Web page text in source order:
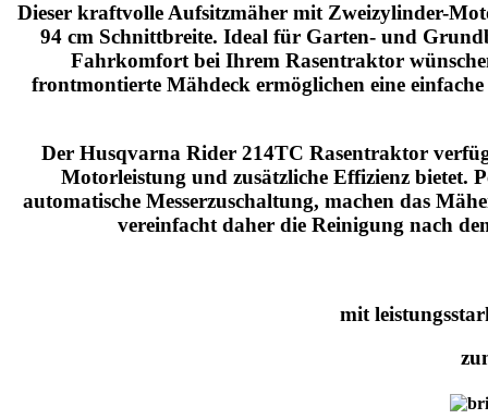
Dieser kraftvolle Aufsitzmäher mit Zweizylinder-
94 cm Schnittbreite. Ideal für Garten- und
Fahrkomfort bei Ihrem Rasentraktor
frontmontierte Mähdeck ermöglichen eine
Der Husqvarna Rider 214TC Rasentraktor
Motorleistung und zusätzliche Effizienz bietet.
automatische Messerzuschaltung, machen das
vereinfacht daher die Reinigung nach
mit